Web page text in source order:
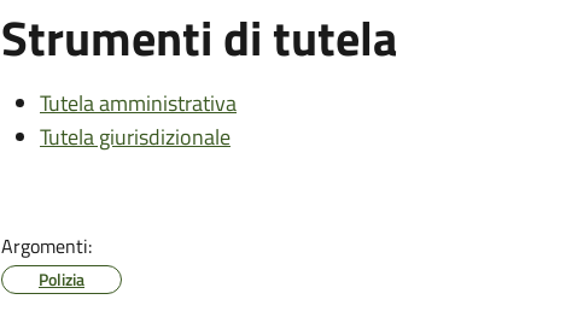
Strumenti di tutela
Tutela amministrativa
Tutela giurisdizionale
Argomenti:
Polizia